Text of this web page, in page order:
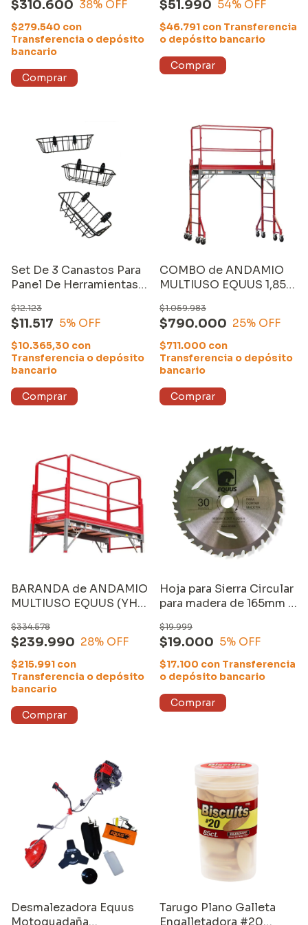
$310.600 38% OFF
$279.540 con
Transferencia o depósito
bancario
BATERÍA)
$51.990 54% OFF
$46.791 con Transferencia
o depósito bancario
Set De 3 Canastos Para
Panel De Herramientas
$11.517
$12.123
5% OFF
$10.365,30 con
Transferencia o depósito
bancario
COMBO de ANDAMIO
MULTIUSO EQUUS 1,85
BARANDA de ANDAMIO
MULTIUSO EQUUS
(PK736) + SET de
ESTABILIZADORES (
$790.000
$1.059.983
25% OFF
$711.000 con
Transferencia o depósito
bancario
BARANDA de ANDAMIO
MULTIUSO EQUUS (YH-
$239.990
$334.578
28% OFF
$215.991 con
Transferencia o depósito
bancario
Hoja para Sierra Circular
para madera de 165mm y
$19.000
$19.999
5% OFF
$17.100 con Transferencia
o depósito bancario
Desmalezadora Equus
Motoguadaña
Tarugo Plano Galleta
Engalletadora #20